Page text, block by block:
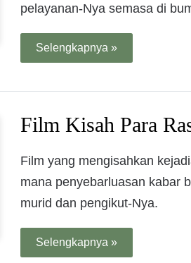
pelayanan-Nya semasa di
Selengkapnya »
Film Kisah Para
Film yang mengisahkan
mana penyebarluasan kabar
murid dan pengikut-Nya.
Selengkapnya »